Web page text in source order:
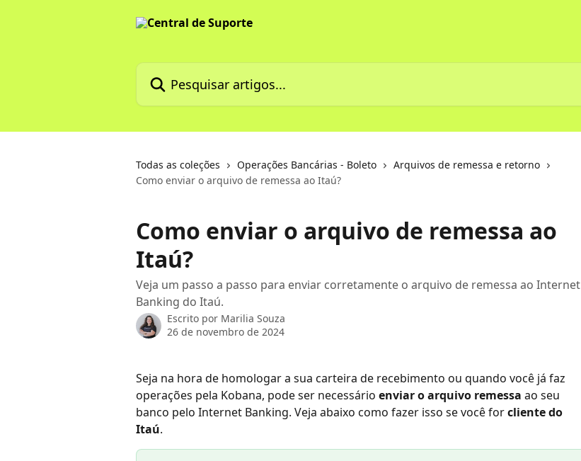
Pesquisar artigos...
Todas as coleções Operações Bancárias - Boleto
Arquivos de remessa e retorno
Como enviar o arquivo de remessa ao Itaú?
Como enviar o arquivo de remessa ao
Itaú?
Veja um passo a passo para enviar corretamente o arquivo de remessa ao Internet
Banking do Itaú.
Escrito por Marilia Souza
26 de novembro de 2024
Seja na hora de homologar a sua carteira de recebimento ou quando você já faz
operações pela Kobana, pode ser necessário enviar o arquivo remessa ao seu
banco pelo Internet Banking. Veja abaixo como fazer isso se você for cliente do
Itaú.